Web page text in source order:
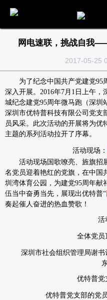
网电速联，挑战自我
2017-05-25
为了纪念中国共产党建党95
深入开展。 2016年7月 1 日上午，
城纪念建党95周年微马跑（深圳
深圳市优特普科技有限公司党支
员风采。此次活动的开展将为优
主题的系列活动拉开了序幕。
活动现场：
活动现场国歌嘹亮、旌旗招
名党员迎着艳红的党旗，在中国
圳湾体育公园，为建党95周年献
伍当中奋勇当先，展现出优特普“
奏起催人奋进的热血赞歌！
活
全体党员
深圳市社会组织管理局谢
优特普党
优特普党支部的党
电话